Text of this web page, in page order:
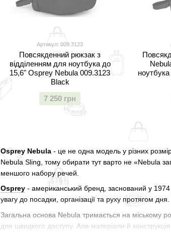
Osprey Nebula - це не одна модель у різних
Nebula Sling, тому обирати тут варто не «Nebula
меншого набору речей.
Osprey - американський бренд, заснований у 1974
увагу до посадки, організації та руху протягом дня.
Загальна основа Nebula тримається на міському
для швидкого доступу. Але матеріали й
Артикул: 009.3123
Повсякденний рюкзак з
відділенням для ноутбука до
15,6" Osprey Nebula 009.3123
Black
7 250 грн